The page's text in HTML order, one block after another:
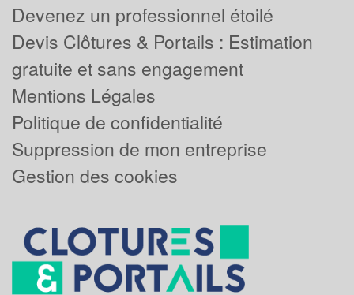
Devenez un professionnel étoilé
Devis Clôtures & Portails : Estimation
gratuite et sans engagement
Mentions Légales
Politique de confidentialité
Suppression de mon entreprise
Gestion des cookies